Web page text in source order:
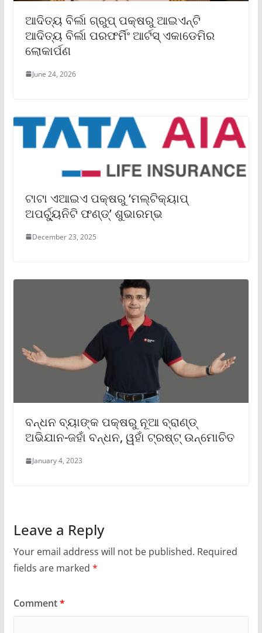
ଆଦିତ୍ୟ ବିର୍ଲା ଗ୍ରୁପ୍ ପକ୍ଷରୁ ଆଇଏନ୍‌ଟି
ଆଦିତ୍ୟ ବିର୍ଲା ପରଫର୍ମିଂ ଆର୍ଟସ୍ ଏକାଡେମିର
ଲୋକାର୍ପଣ
June 24, 2026
ଟାଟା ଏଆଇଏ ପକ୍ଷରୁ ‘ମଲ୍ଟିକ୍ୟାପ୍
ଅପର୍ଚ୍ୟୁନିଟି ଫଣ୍ଡ୍‌’ ଶୁଭାରମ୍ଭ
December 23, 2025
ବନ୍ଧନ ବ୍ୟାଙ୍କ ପକ୍ଷରୁ ନୂଆ ବ୍ରାଣ୍ଡ୍
ଅଭିଯାନ-ଜହାଁ ବନ୍ଧନ, ୱହାଁ ଟ୍ରଷ୍ଟ୍ ଉନ୍ମୋଚିତ
January 4, 2023
Leave a Reply
Your email address will not be published. Required
fields are marked *
Comment*